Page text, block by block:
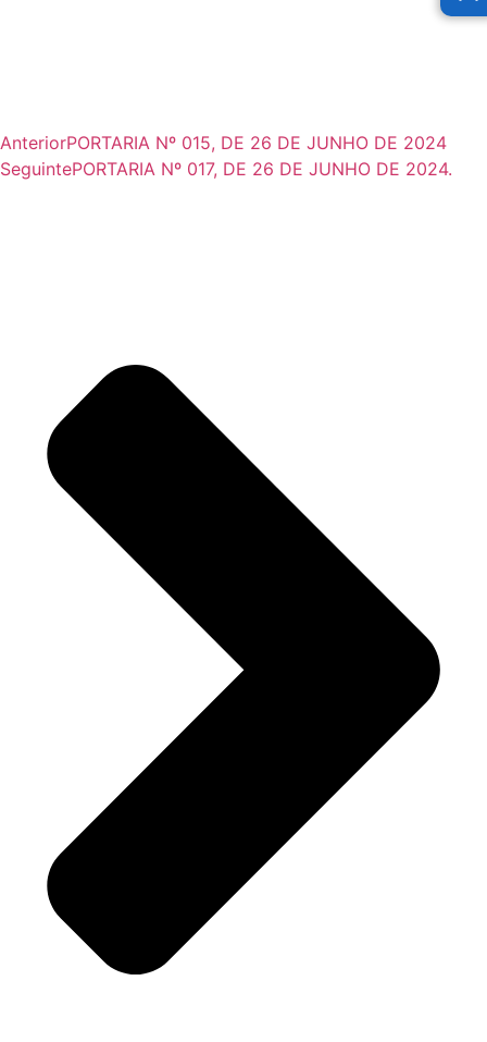
AnteriorPORTARIA Nº 015, DE 26 DE JUNHO DE 2024
SeguintePORTARIA Nº 017, DE 26 DE JUNHO DE 2024.